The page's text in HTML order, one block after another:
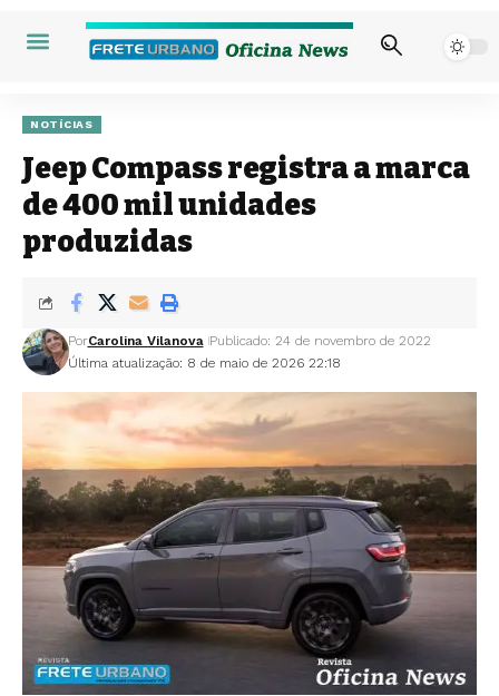
NOTÍCIAS
Jeep Compass registra a marca
de 400 mil unidades
produzidas
Última atualização: 8 de maio de 2026 22:18
PorCarolina Vilanova Publicado: 24 de novembro de 2022